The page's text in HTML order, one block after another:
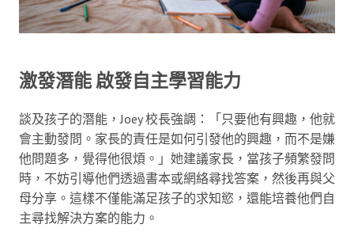
激發潛能 啟發自主學習能力
談及孩子的潛能，Joey 校長強調：「只要他有興趣，他就
會主動發問。家長的責任是如何引發他的興趣，而不是嫌
他問題多，覺得他很煩。」她建議家長，當孩子頻繁發問
時，不妨引導他們透過書本或網絡尋找答案，然後再與父
母分享。這樣不僅能滿足孩子的求知慾，還能培養他們自
主尋找解決方案的能力。